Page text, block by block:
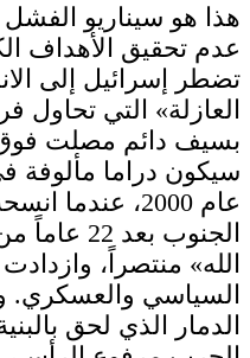
هذا هو سيناريو الفشل
عدم تحقيق الأهداف
تضطر إسرائيل إلى
العازلة» التي تحاول
بسيف دائم مصلت فوق
سيكون دراما مألوفة
عام 2000،
الجنوب
الله» منتصراً،
الدمار الذي لحق